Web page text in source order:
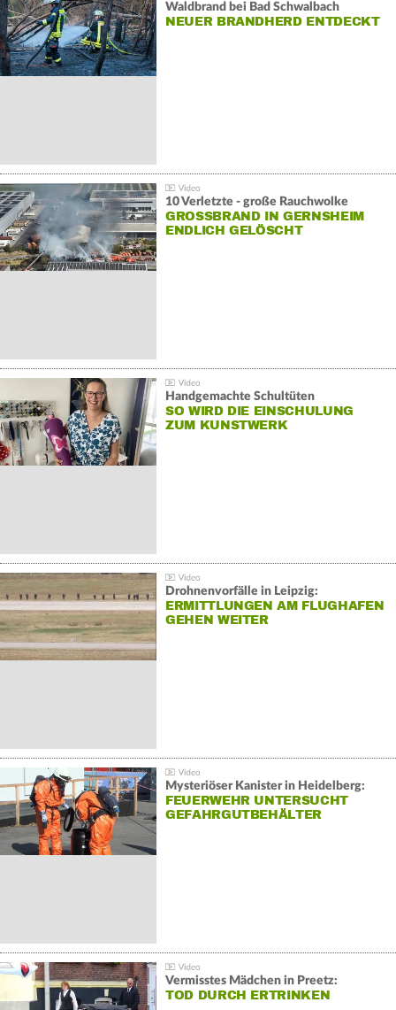
Waldbrand bei Bad Schwalbach
NEUER BRANDHERD ENTDECKT
10 Verletzte - große Rauchwolke
GROSSBRAND IN GERNSHEIM E
NDLICH GELÖSCHT
Handgemachte Schultüten
SO WIRD DIE EINSCHULUNG
ZUM KUNSTWERK
Drohnenvorfälle in Leipzig:
ERMITTLUNGEN AM FLUGHAFEN
GEHEN WEITER
Mysteriöser Kanister in Heidelberg:
FEUERWEHR UNTERSUCHT
GEFAHRGUTBEHÄLTER
Vermisstes Mädchen in Preetz:
TOD DURCH ERTRINKEN